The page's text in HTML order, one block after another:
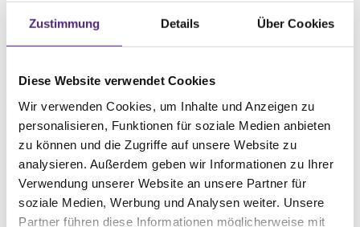
Zustimmung Details Über Cookies
Diese Website verwendet Cookies
Wir verwenden Cookies, um Inhalte und Anzeigen zu
personalisieren, Funktionen für soziale Medien anbieten
zu können und die Zugriffe auf unsere Website zu
analysieren. Außerdem geben wir Informationen zu Ihrer
Verwendung unserer Website an unsere Partner für
soziale Medien, Werbung und Analysen weiter. Unsere
Partner führen diese Informationen möglicherweise mit
Home
Data Warehouse
Das Data Warehouse ist eine Form der Datenbank, die speziell der
Aufbereitung und Analyse von Daten für Zwecke der Business-
Intelligence (BI) dient. Das Data Warehouse spielt eine große Rolle
in den Data Analysics und hilft, Strukturen und Verbindungen
zwischen unterschiedlichen Daten sichtbar zu machen. Data
Warehouses verwenden gewöhnlich eine eigene Datenbank oder
nutzen die Datenbank eines Unternehmens, um Daten zu beziehen.